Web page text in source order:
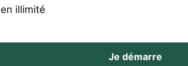
en illimité
Je démarre